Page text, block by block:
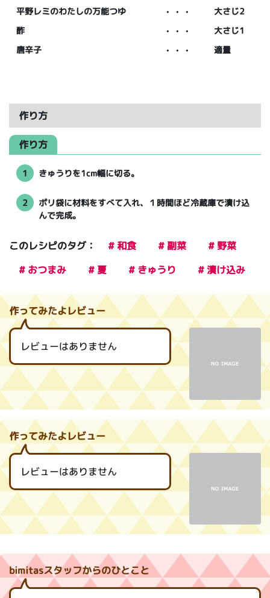
平野レミのわたしの万能つゆ
・・・
大さじ2
酢
・・・
大さじ1
唐辛子
・・・ 適量
作り方
作り方
1 きゅうりを1cm幅に切る。
2
ポリ袋に材料をすべて入れ、１時間ほど冷蔵庫で漬け込
んで完成。
このレシピのタグ： # 和食 # 副菜
# 野菜
# おつまみ
# 夏 # きゅうり # 漬け込み
作ってみたよレビュー
レビューはありません
作ってみたよレビュー
レビューはありません
bimitasスタッフからのひとこと